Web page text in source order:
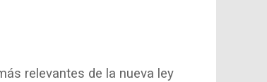
relevantes de la nueva ley